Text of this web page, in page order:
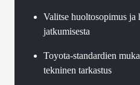
Valitse huoltosopimus ja
jatkumisesta
Toyota-standardien
tekninen tarkastus